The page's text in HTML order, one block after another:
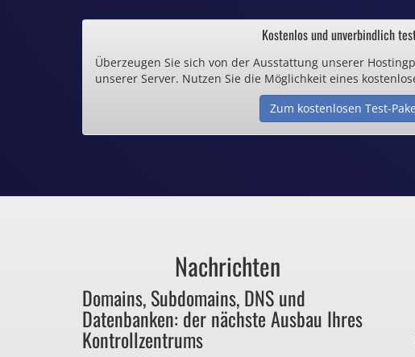
.de und .eu schon ab
Inklusive .de
Webspace ab 1,25€ /
Günstige SSL-
Bezahlen Sie
für Dinge, die sie gar nicht
Kostenlos und unverbindlich
Überzeugen Sie sich von der Ausstattung unserer
unserer Server. Nutzen Sie die Möglichkeit eines
Zum kostenlosen Test-
Nachrichten
Domains, Subdomains, DNS und
Datenbanken: der nächste Ausbau Ihres
Kontrollzentrums